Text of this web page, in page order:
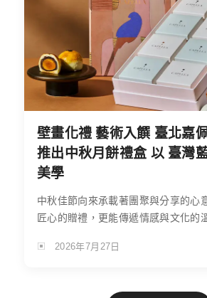
壁畫化禮 藝術入饌 臺北嘉
推出中秋月餅禮盒 以 臺灣
美學
中秋佳節向來承載著團聚與分享的心
匠心的贈禮，更能傳遞情感與文化的
2026年7月27日